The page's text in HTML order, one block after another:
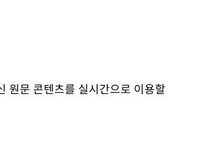
원문 콘텐츠를 실시간으로 이용할